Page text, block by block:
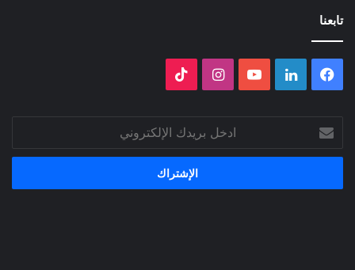
تابعنا
فيسبوك لينكدإن ‫YouTubeانستقرام
بريدك
الإلكتروني